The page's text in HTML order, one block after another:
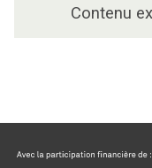
Contenu